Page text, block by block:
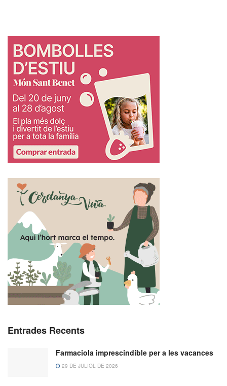
Entrades Recents
Farmaciola imprescindible per a les vacances
29 DE JULIOL DE 2026